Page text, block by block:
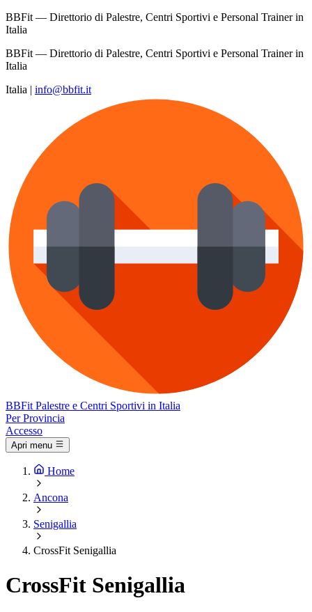
BBFit — Direttorio di Palestre, Centri Sportivi e Personal Trainer in
Italia
BBFit — Direttorio di Palestre, Centri Sportivi e Personal Trainer in
Italia
Italia | info@bbfit.it
BBFit Palestre e Centri Sportivi in Italia
Per Provincia
Accesso
Apri menu
Home
Ancona
Senigallia
CrossFit Senigallia
CrossFit Senigallia